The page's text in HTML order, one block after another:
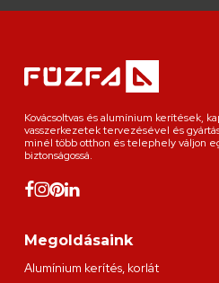
Kovácsoltvas és alumínium kerítések,
vasszerkezetek tervezésével és
minél több otthon és telephely váljon
biztonságossá.
Megoldásaink
Alumínium kerítés, korlát